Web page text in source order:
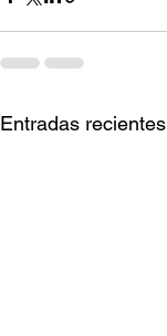
Entradas recientes